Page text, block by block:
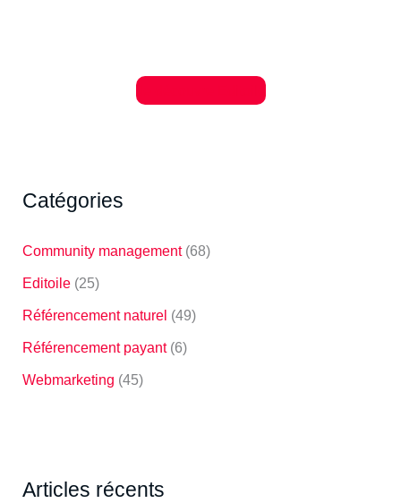
Je découvre Editoile
Catégories
Community management(68)
Editoile (25)
Référencement naturel (49)
Référencement payant(6)
Webmarketing (45)
Articles récents